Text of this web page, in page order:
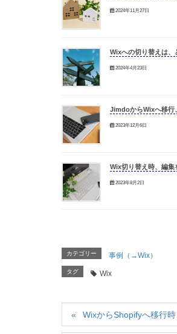
2024年11月27日
Wixへの切り替えは、
2024年4月23日
JimdoからWixへ移行
2023年12月6日
Wix切り替え時、編集
2023年8月2日
カテゴリー 事例（→Wix）
タグ Wix
WixからShopifyへ移行